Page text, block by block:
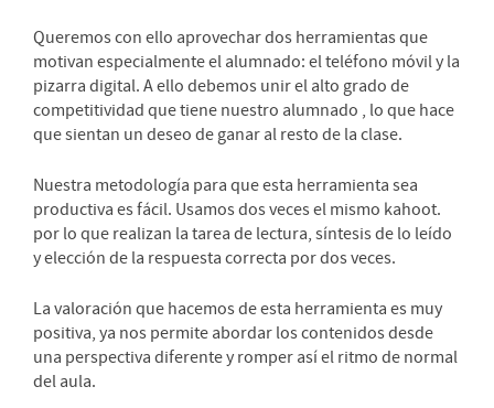
Queremos con ello aprovechar dos herramientas que
motivan especialmente el alumnado: el teléfono móvil y la
pizarra digital. A ello debemos unir el alto grado de
competitividad que tiene nuestro alumnado , lo que hace
que sientan un deseo de ganar al resto de la clase.
Nuestra metodología para que esta herramienta sea
productiva es fácil. Usamos dos veces el mismo kahoot.
por lo que realizan la tarea de lectura, síntesis de lo leído
y elección de la respuesta correcta por dos veces.
La valoración que hacemos de esta herramienta es muy
positiva, ya nos permite abordar los contenidos desde
una perspectiva diferente y romper así el ritmo de normal
del aula.